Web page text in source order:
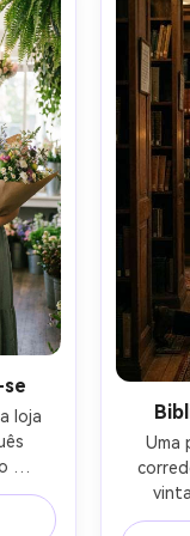
e
loja
Uma